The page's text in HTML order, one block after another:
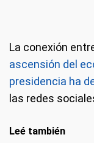
La conexión
ascensión del
presidencia ha
las redes
Leé también